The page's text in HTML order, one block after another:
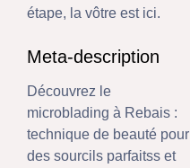
étape, la vôtre est ici.
Meta-description
Découvrez le
microblading à Rebais :
technique de beauté pour
des sourcils parfaitss et